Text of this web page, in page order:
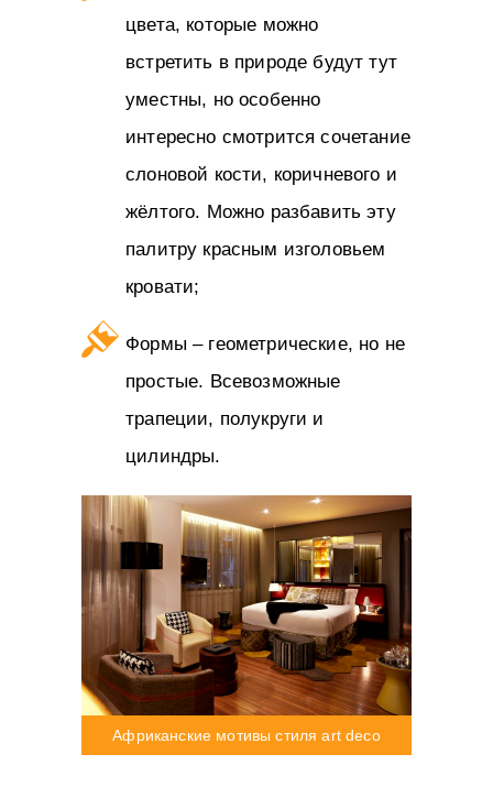
цвета, которые можно
встретить в природе будут тут
уместны, но особенно
интересно смотрится сочетание
слоновой кости, коричневого и
жёлтого. Можно разбавить эту
палитру красным изголовьем
кровати;
Формы – геометрические, но не
простые. Всевозможные
трапеции, полукруги и
цилиндры.
Африканские мотивы стиля art deco